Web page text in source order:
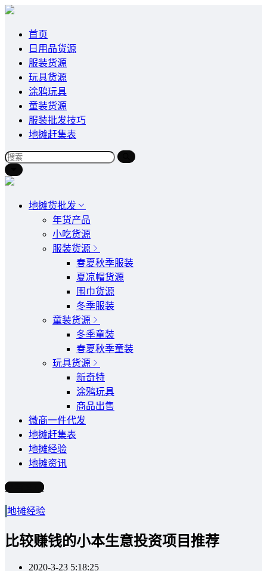
首页
日用品货源
服装货源
玩具货源
涂鸦玩具
童装货源
服装批发技巧
地摊赶集表
地摊货批发
年货产品
小吃货源
服装货源
春夏秋季服装
夏凉帽货源
围巾货源
冬季服装
童装货源
冬季童装
春夏秋季童装
玩具货源
新奇特
涂鸦玩具
商品出售
微商一件代发
地摊赶集表
地摊经验
地摊资讯
写文章
地摊经验
比较赚钱的小本生意投资项目推荐
2020-3-23 5:18:25